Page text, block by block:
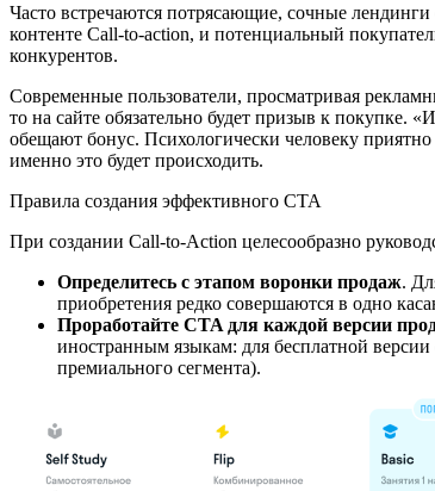
Часто встречаются потрясающие, сочные
контенте Call-to-action, и потенциальный
конкурентов.
Современные пользователи, просматривая
то на сайте обязательно будет призыв к покупке.
обещают бонус. Психологически человеку
именно это будет происходить.
Правила создания эффективного CTA
При создании Call-to-Action целесообразно
Определитесь с этапом воронки продаж.
приобретения редко совершаются в одно
Проработайте CTA для каждой версии
иностранным языкам: для бесплатной
премиального сегмента).